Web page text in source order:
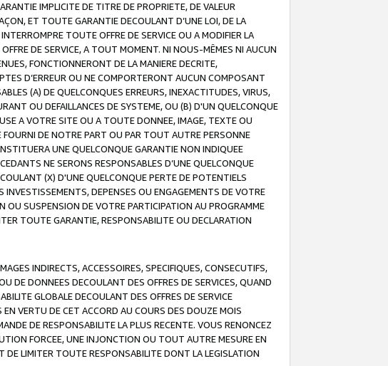
IMPLICITE DE TITRE DE PROPRIETE, DE VALEUR
ET TOUTE GARANTIE DECOULANT D’UNE LOI, DE LA
TOUTE OFFRE DE SERVICE OU A MODIFIER LA
DE SERVICE, A TOUT MOMENT. NI NOUS-MÊMES NI AUCUN
FONCTIONNERONT DE LA MANIERE DECRITE,
D’ERREUR OU NE COMPORTERONT AUCUN COMPOSANT
(A) DE QUELCONQUES ERREURS, INEXACTITUDES, VIRUS,
OU DEFAILLANCES DE SYSTEME, OU (B) D'UN QUELCONQUE
A VOTRE SITE OU A TOUTE DONNEE, IMAGE, TEXTE OU
DE NOTRE PART OU PAR TOUT AUTRE PERSONNE
UNE QUELCONQUE GARANTIE NON INDIQUEE
NE SERONS RESPONSABLES D’UNE QUELCONQUE
(X) D'UNE QUELCONQUE PERTE DE POTENTIELS
INVESTISSEMENTS, DEPENSES OU ENGAGEMENTS DE VOTRE
OU SUSPENSION DE VOTRE PARTICIPATION AU PROGRAMME
TOUTE GARANTIE, RESPONSABILITE OU DECLARATION
INDIRECTS, ACCESSOIRES, SPECIFIQUES, CONSECUTIFS,
DE DONNEES DECOULANT DES OFFRES DE SERVICES, QUAND
GLOBALE DECOULANT DES OFFRES DE SERVICE
VERTU DE CET ACCORD AU COURS DES DOUZE MOIS
DE RESPONSABILITE LA PLUS RECENTE. VOUS RENONCEZ
FORCEE, UNE INJONCTION OU TOUT AUTRE MESURE EN
DE LIMITER TOUTE RESPONSABILITE DONT LA LEGISLATION